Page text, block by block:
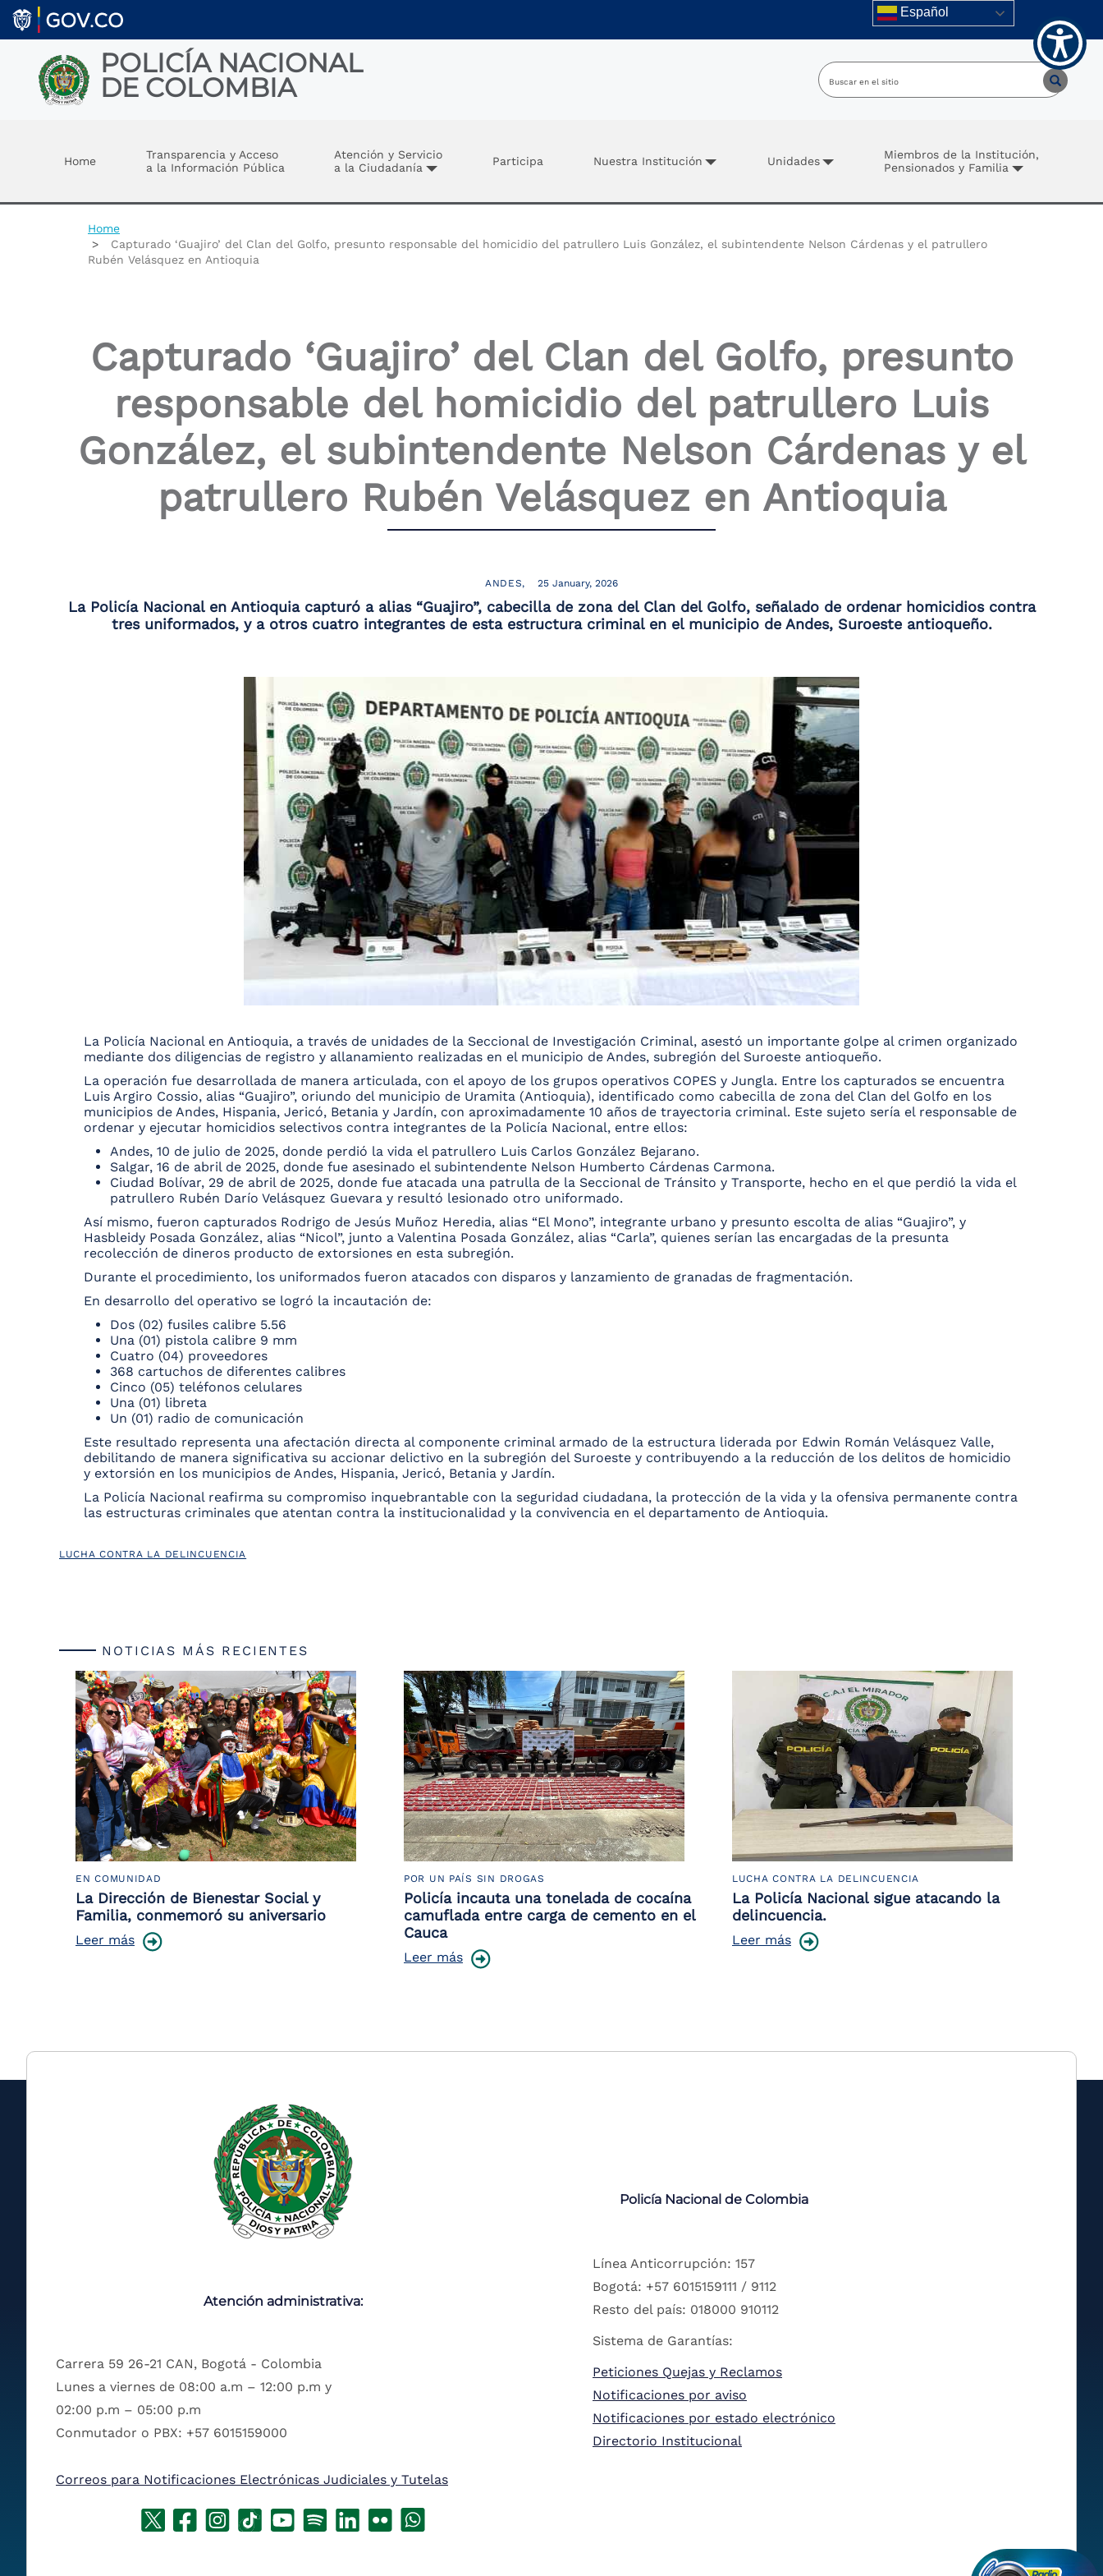
Welcome
All
Accessibility
Skip to main content Español
POLICÍA NACIONAL
DE COLOMBIA
Home
Transparencia y Acceso
a la Información Pública
Atención y Servicio
a la Ciudadanía
Participa Nuestra Institución Unidades
Miembros de la Institución,
Pensionados y Familia
Home
Capturado ‘Guajiro’ del Clan del Golfo, presunto responsable del homicidio del patrullero Luis González, el subintendente Nelson Cárdenas y el patrullero
Rubén Velásquez en Antioquia
Capturado ‘Guajiro’ del Clan del Golfo, presunto
responsable del homicidio del patrullero Luis
González, el subintendente Nelson Cárdenas y el
patrullero Rubén Velásquez en Antioquia
ANDES 25 January, 2026
La Policía Nacional en Antioquia capturó a alias “Guajiro”, cabecilla de zona del Clan del Golfo, señalado de ordenar homicidios contra
tres uniformados, y a otros cuatro integrantes de esta estructura criminal en el municipio de Andes, Suroeste antioqueño.
La Policía Nacional en Antioquia, a través de unidades de la Seccional de Investigación Criminal, asestó un importante golpe al crimen organizado
mediante dos diligencias de registro y allanamiento realizadas en el municipio de Andes, subregión del Suroeste antioqueño.
La operación fue desarrollada de manera articulada, con el apoyo de los grupos operativos COPES y Jungla. Entre los capturados se encuentra
Luis Argiro Cossio, alias “Guajiro”, oriundo del municipio de Uramita (Antioquia), identificado como cabecilla de zona del Clan del Golfo en los
municipios de Andes, Hispania, Jericó, Betania y Jardín, con aproximadamente 10 años de trayectoria criminal. Este sujeto sería el responsable de
ordenar y ejecutar homicidios selectivos contra integrantes de la Policía Nacional, entre ellos:
Andes, 10 de julio de 2025, donde perdió la vida el patrullero Luis Carlos González Bejarano.
Salgar, 16 de abril de 2025, donde fue asesinado el subintendente Nelson Humberto Cárdenas Carmona.
Ciudad Bolívar, 29 de abril de 2025, donde fue atacada una patrulla de la Seccional de Tránsito y Transporte, hecho en el que perdió la vida el
patrullero Rubén Darío Velásquez Guevara y resultó lesionado otro uniformado.
Así mismo, fueron capturados Rodrigo de Jesús Muñoz Heredia, alias “El Mono”, integrante urbano y presunto escolta de alias “Guajiro”, y
Hasbleidy Posada González, alias “Nicol”, junto a Valentina Posada González, alias “Carla”, quienes serían las encargadas de la presunta
recolección de dineros producto de extorsiones en esta subregión.
Durante el procedimiento, los uniformados fueron atacados con disparos y lanzamiento de granadas de fragmentación.
En desarrollo del operativo se logró la incautación de:
Dos (02) fusiles calibre 5.56
Una (01) pistola calibre 9 mm
Cuatro (04) proveedores
368 cartuchos de diferentes calibres
Cinco (05) teléfonos celulares
Una (01) libreta
Un (01) radio de comunicación
Este resultado representa una afectación directa al componente criminal armado de la estructura liderada por Edwin Román Velásquez Valle,
debilitando de manera significativa su accionar delictivo en la subregión del Suroeste y contribuyendo a la reducción de los delitos de homicidio
y extorsión en los municipios de Andes, Hispania, Jericó, Betania y Jardín.
La Policía Nacional reafirma su compromiso inquebrantable con la seguridad ciudadana, la protección de la vida y la ofensiva permanente contra
las estructuras criminales que atentan contra la institucionalidad y la convivencia en el departamento de Antioquia.
LUCHA CONTRA LA DELINCUENCIA
NOTICIAS MÁS RECIENTES
EN COMUNIDAD
La Dirección de Bienestar Social y
Familia, conmemoró su aniversario
Leer más
POR UN PAÍS SIN DROGAS
Policía incauta una tonelada de cocaína
camuflada entre carga de cemento en el
Cauca
Leer más
LUCHA CONTRA LA DELINCUENCIA
La Policía Nacional sigue atacando la
delincuencia.
Leer más
Atención administrativa:
Carrera 59 26-21 CAN, Bogotá - Colombia
Lunes a viernes de 08:00 a.m – 12:00 p.m y
02:00 p.m – 05:00 p.m
Conmutador o PBX: +57 6015159000
Correos para Notificaciones Electrónicas Judiciales y Tutelas
Policía Nacional de Colombia
Línea Anticorrupción: 157
Bogotá: +57 6015159111 / 9112
Resto del país: 018000 910112
Sistema de Garantías:
Peticiones Quejas y Reclamos
Notificaciones por aviso
Notificaciones por estado electrónico
Directorio Institucional